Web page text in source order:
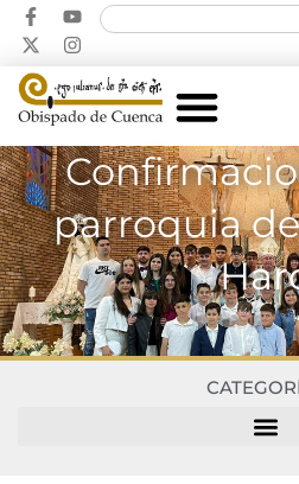
parroquia